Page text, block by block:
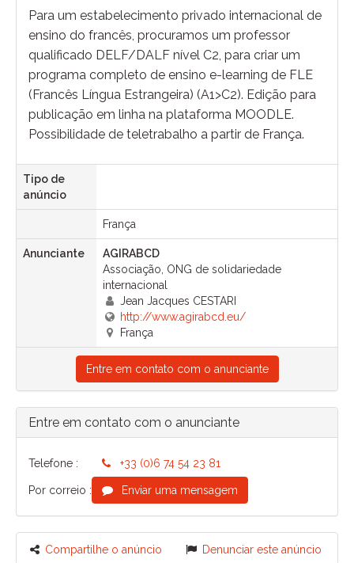
Para um estabelecimento privado internacional de
ensino do francês, procuramos um professor
qualificado DELF/DALF nível C2, para criar um
programa completo de ensino e-learning de FLE
(Francês Língua Estrangeira) (A1>C2). Edição para
publicação em linha na plataforma MOODLE.
Possibilidade de teletrabalho a partir de França.
Tipo de
anúncio
França
Anunciante
AGIRABCD
Associação, ONG de solidariedade
internacional
Jean Jacques CESTARI
http://www.agirabcd.eu/
França
Entre em contato com o anunciante
Entre em contato com o anunciante
Telefone : +33 (0)6 74 54 23 81
Por correio : Enviar uma mensagem
Compartilhe o anúncio Denunciar este anúncio